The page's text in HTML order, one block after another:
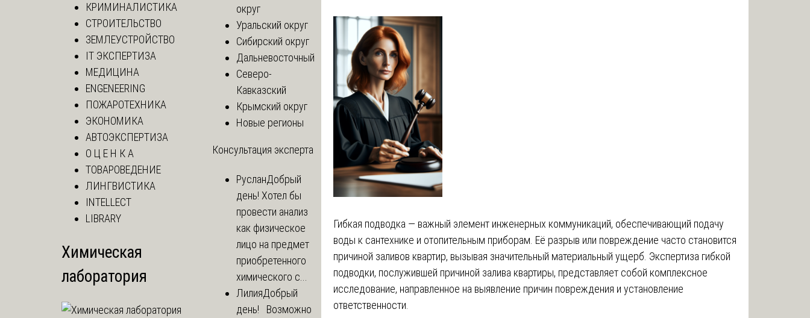
Гибкая подводка — важный элемент инженерных коммуникаций, обеспечивающий подачу
воды к сантехнике и отопительным приборам. Её разрыв или повреждение часто становится
причиной заливов квартир, вызывая значительный материальный ущерб. Экспертиза гибкой
подводки, послужившей причиной залива квартиры, представляет собой комплексное
исследование, направленное на выявление причин повреждения и установление
ответственности.
КРИМИНАЛИСТИКА
СТРОИТЕЛЬСТВО
ЗЕМЛЕУСТРОЙСТВО
IT ЭКСПЕРТИЗА
МЕДИЦИНА
ENGENEERING
ПОЖАРОТЕХНИКА
ЭКОНОМИКА
АВТОЭКСПЕРТИЗА
О Ц Е Н К А
ТОВАРОВЕДЕНИЕ
ЛИНГВИСТИКА
INTELLECT
LIBRARY
Химическая
лаборатория
округ
Уральский округ
Сибирский округ
Дальневосточный
Северо-
Кавказский
Крымский округ
Новые регионы
Консультация эксперта
РусланДобрый
день! Хотел бы
провести анализ
как физическое
лицо на предмет
приобретенного
химического с...
ЛилияДобрый
день! Возможно